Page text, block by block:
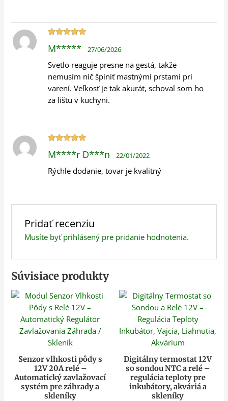
5z 5
M***** 27/06/2026
Svetlo reaguje presne na gestá, takže
nemusím nič špiniť mastnými prstami pri
varení. Veľkosť je tak akurát, schoval som ho
za lištu v kuchyni.
5z 5
M****r D***n 22/01/2022
Rýchle dodanie, tovar je kvalitný
Pridať recenziu
Musíte byťprihlásenýpre pridanie hodnotenia.
Súvisiace produkty
Senzor vlhkosti pôdy s
12V 20A relé –
Automatický zavlažovací
systém pre záhrady a
skleníky
Digitálny termostat 12V
so sondou NTC a relé –
regulácia teploty pre
inkubátory, akváriá a
skleníky